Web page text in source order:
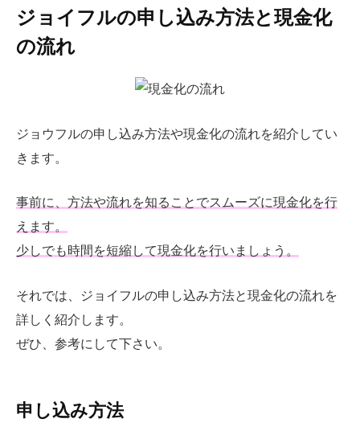
ジョイフルの申し込み方法と現金化
の流れ
ジョウフルの申し込み方法や現金化の流れを紹介してい
きます。
事前に、方法や流れを知ることでスムーズに現金化を行
えます。
少しでも時間を短縮して現金化を行いましょう。
それでは、ジョイフルの申し込み方法と現金化の流れを
詳しく紹介します。
ぜひ、参考にして下さい。
申し込み方法